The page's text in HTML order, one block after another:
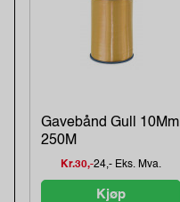
Gavebånd Gull 10Mm
250M
Kr.30,-24,- Eks. Mva.
Kjøp